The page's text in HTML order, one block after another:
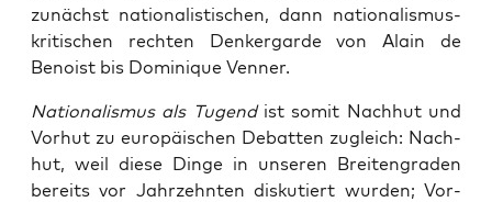
zunächst natio­na­lis­ti­schen, dann natio­na­lis­mus­
kri­ti­schen rech­ten Den­k­er­gar­de von Alain de
Benoist bis Domi­ni­que Venner.
Natio­na­lis­mus als Tugendist somit Nach­hut und
Vor­hut zu euro­päi­schen Debat­ten zugleich: Nach­
hut, weil die­se Din­ge in unse­ren Brei­ten­gra­den
bereits vor Jahr­zehn­ten dis­ku­tiert wur­den; Vor­